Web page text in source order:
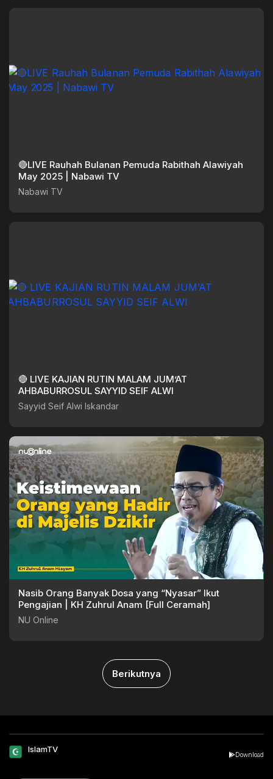
🔴LIVE Rauhah Bulanan Pemuda Rabithah Alawiyah
May 2025 | Nabawi TV
Nabawi TV
🔴 LIVE KAJIAN RUTIN MALAM JUM’AT
AHBABURROSUL SAYYID SEIF ALWI
Sayyid Seif Alwi Iskandar
Nasib Orang Banyak Dosa yang “Nyasar” Ikut
Pengajian | KH Zuhrul Anam [Full Ceramah]
NU Online
Berikutnya
IslamTV
Download